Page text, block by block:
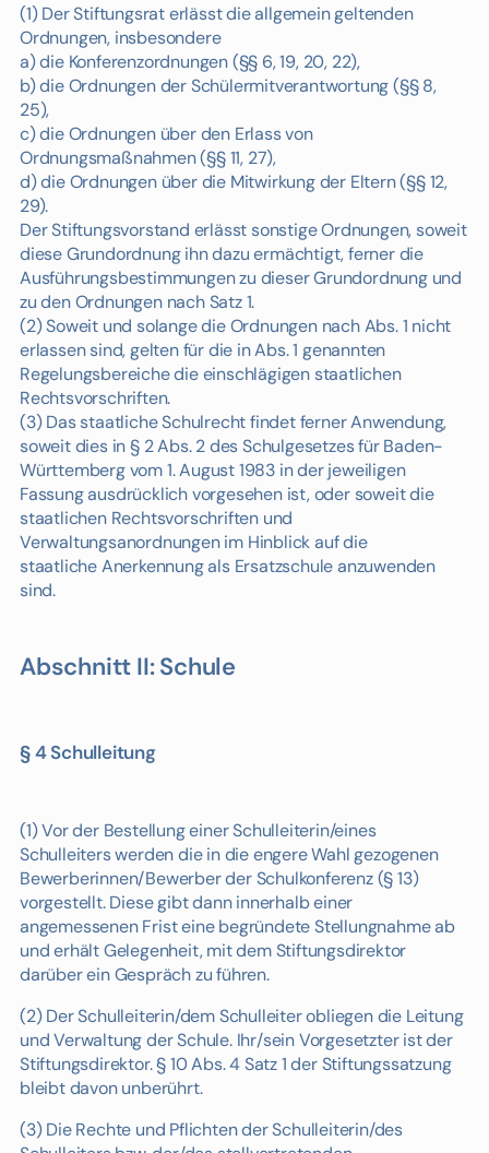
(1) Der Stiftungsrat erlässt die allgemein geltenden
Ordnungen, insbesondere
a) die Konferenzordnungen (§§ 6, 19, 20, 22),
b) die Ordnungen der Schülermitverantwortung (§§ 8,
25),
c) die Ordnungen über den Erlass von
Ordnungsmaßnahmen (§§ 11, 27),
d) die Ordnungen über die Mitwirkung der Eltern (§§ 12,
29).
Der Stiftungsvorstand erlässt sonstige Ordnungen, soweit
diese Grundordnung ihn dazu ermächtigt, ferner die
Ausführungsbestimmungen zu dieser Grundordnung und
zu den Ordnungen nach Satz 1.
(2) Soweit und solange die Ordnungen nach Abs. 1 nicht
erlassen sind, gelten für die in Abs. 1 genannten
Regelungsbereiche die einschlägigen staatlichen
Rechtsvorschriften.
(3) Das staatliche Schulrecht findet ferner Anwendung,
soweit dies in § 2 Abs. 2 des Schulgesetzes für Baden-
Württemberg vom 1. August 1983 in der jeweiligen
Fassung ausdrücklich vorgesehen ist, oder soweit die
staatlichen Rechtsvorschriften und
Verwaltungsanordnungen im Hinblick auf die
staatliche Anerkennung als Ersatzschule anzuwenden
sind.
Abschnitt II: Schule
§ 4 Schulleitung
(1) Vor der Bestellung einer Schulleiterin/eines
Schulleiters werden die in die engere Wahl gezogenen
Bewerberinnen/Bewerber der Schulkonferenz (§ 13)
vorgestellt. Diese gibt dann innerhalb einer
angemessenen Frist eine begründete Stellungnahme ab
und erhält Gelegenheit, mit dem Stiftungsdirektor
darüber ein Gespräch zu führen.
(2) Der Schulleiterin/dem Schulleiter obliegen die Leitung
und Verwaltung der Schule. Ihr/sein Vorgesetzter ist der
Stiftungsdirektor. § 10 Abs. 4 Satz 1 der Stiftungssatzung
bleibt davon unberührt.
(3) Die Rechte und Pflichten der Schulleiterin/des